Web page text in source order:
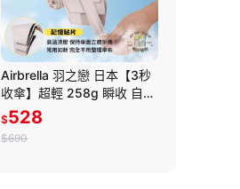
Airbrella 羽之戀 日本【3秒
收傘】超輕 258g 瞬收 自動
傘 記憶傘 瞬收傘 陽傘 黑膠
防曬 秒收傘 輕量
$528
$690